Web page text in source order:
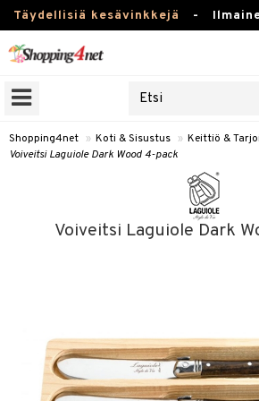
Täydellisiä kesävinkkejä -
Kauneudenhoito
Piilolinssit
Fitness
Tuotemerkkejä
Kampanjat
Shopping4net » Koti & Sisustus » Keittiö &
Voiveitsi Laguiole Dark Wood 4-pack
Voiveitsi Laguiole Dark
Karahvit
Tee & Espresso